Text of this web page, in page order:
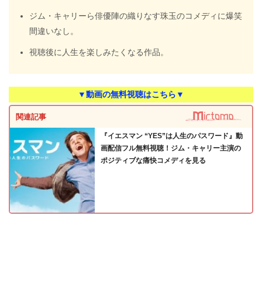
ジム・キャリーら俳優陣の織りなす珠玉のコメディに爆笑
間違いなし。
視聴後に人生を楽しみたくなる作品。
▼動画の無料視聴はこちら▼
関連記事
『イエスマン “YES”は人生のパスワード』動
画配信フル無料視聴！ジム・キャリー主演の
ポジティブな痛快コメディを見る